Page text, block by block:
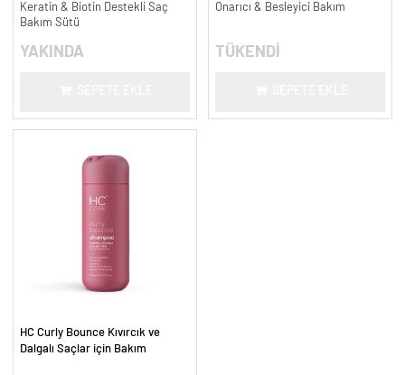
Keratin & Biotin Destekli Saç
Bakım Sütü
YAKINDA
Onarıcı & Besleyici Bakım
TÜKENDİ
HC Curly Bounce Kıvırcık ve
Dalgalı Saçlar için Bakım